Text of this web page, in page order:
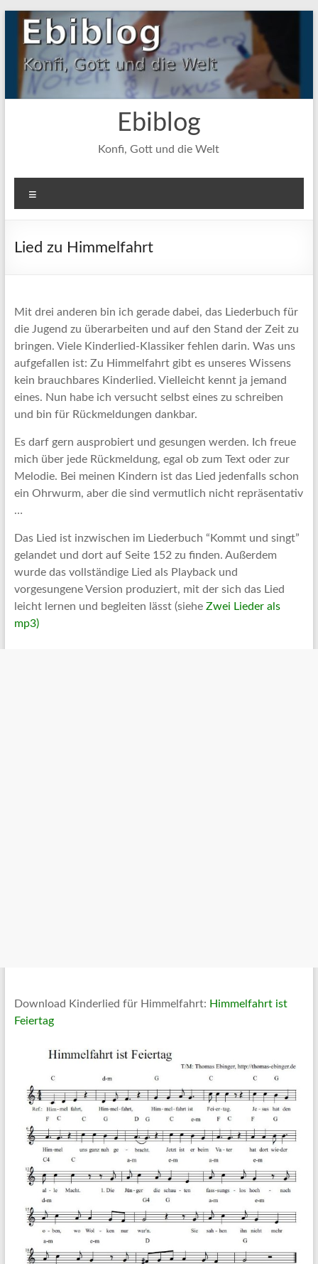
Zum
Inhalt
springen
Ebiblog
Konfi, Gott und die Welt
Lied zu Himmelfahrt
Mit drei anderen bin ich gerade dabei, das Liederbuch für
die Jugend zu überarbeiten und auf den Stand der Zeit zu
bringen. Viele Kinderlied-Klassiker fehlen darin. Was uns
aufgefallen ist: Zu Himmelfahrt gibt es unseres Wissens
kein brauchbares Kinderlied. Vielleicht kennt ja jemand
eines. Nun habe ich versucht selbst eines zu schreiben
und bin für Rückmeldungen dankbar.
Es darf gern ausprobiert und gesungen werden. Ich freue
mich über jede Rückmeldung, egal ob zum Text oder zur
Melodie. Bei meinen Kindern ist das Lied jedenfalls schon
ein Ohrwurm, aber die sind vermutlich nicht repräsentativ
…
Das Lied ist inzwischen im Liederbuch “Kommt und singt”
gelandet und dort auf Seite 152 zu finden. Außerdem
wurde das vollständige Lied als Playback und
vorgesungene Version produziert, mit der sich das Lied
leicht lernen und begleiten lässt (siehe Zwei Lieder als
mp3)
Download Kinderlied für Himmelfahrt: Himmelfahrt ist
Feiertag